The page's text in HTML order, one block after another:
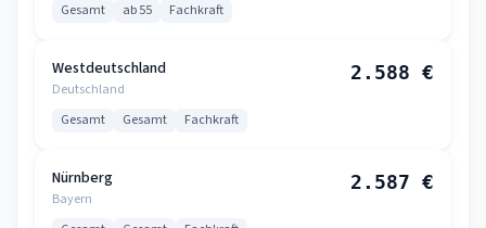
Gesamt ab 55 Fachkraft
Westdeutschland
Deutschland
2.588 €
Gesamt Gesamt Fachkraft
Nürnberg
Bayern
2.587 €